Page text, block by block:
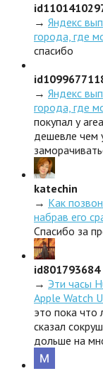
→ Яндекс
города, где
спасибо
→ Яндекс
города, где
покупал у
дешевле чем
katechin
→ Как
набрав его
Спасибо за
id801793684
→ Эти часы
Apple Watch
это пока что
сказал
дольше на